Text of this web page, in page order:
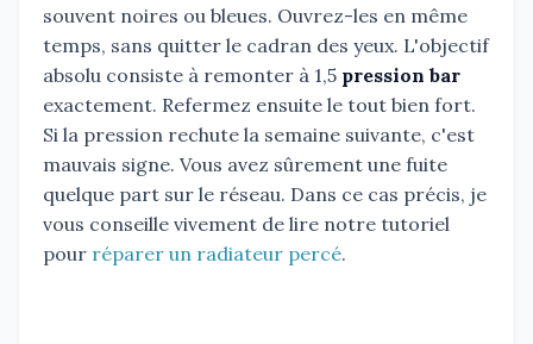
souvent noires ou bleues. Ouvrez-les en même
temps, sans quitter le cadran des yeux. L'objectif
absolu consiste à remonter à 1,5 pression bar
exactement. Refermez ensuite le tout bien fort.
Si la pression rechute la semaine suivante, c'est
mauvais signe. Vous avez sûrement une fuite
quelque part sur le réseau. Dans ce cas précis, je
vous conseille vivement de lire notre tutoriel
pour réparer un radiateur percé.